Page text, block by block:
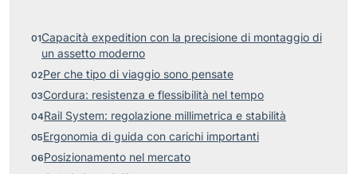
Capacità expedition con la precisione di montaggio di
un assetto moderno
Per che tipo di viaggio sono pensate
Cordura: resistenza e flessibilità nel tempo
Rail System: regolazione millimetrica e stabilità
Ergonomia di guida con carichi importanti
Posizionamento nel mercato